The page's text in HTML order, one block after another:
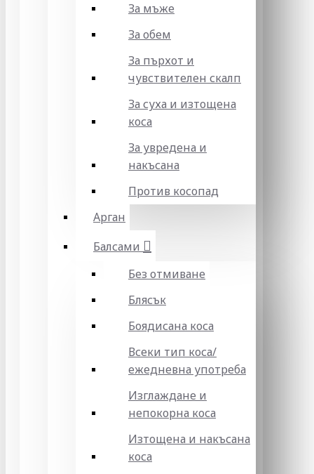
За мъже
За обем
За пърхот и
чувствителен скалп
За суха и изтощена
коса
За увредена и
накъсана
Против косопад
Арган
Балсами
Без отмиване
Блясък
Боядисана коса
Всеки тип коса/
ежедневна употреба
Изглаждане и
непокорна коса
Изтощена и накъсана
коса